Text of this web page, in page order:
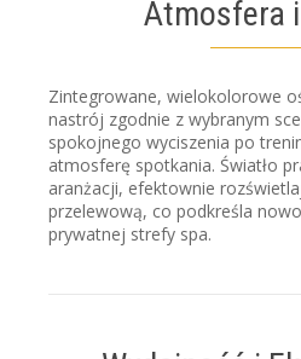
Atmosfera
Zintegrowane, wielokolorowe
nastrój zgodnie z wybranym
spokojnego wyciszenia po
atmosferę spotkania. Światło
aranżacji, efektownie
przelewową, co podkreśla
prywatnej strefy spa.